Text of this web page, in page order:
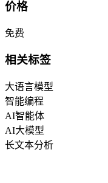
价格
免费
相关标签
大语言模型
智能编程
AI智能体
AI大模型
长文本分析